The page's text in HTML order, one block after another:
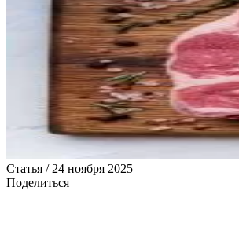
Статья / 24 ноября 2025
Поделиться